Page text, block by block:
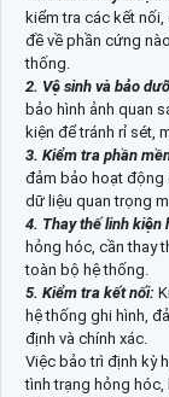
kiểm tra các kết
đề về phần cứng
thống.
2. Vệ sinh và bảo
bảo hình ảnh quan
kiện để tránh rỉ sét,
3. Kiểm tra phần
đảm bảo hoạt động
dữ liệu quan trọng
4. Thay thế linh kiện
hỏng hóc, cần thay
toàn bộ hệ thống.
5. Kiểm tra kết nối:
hệ thống ghi hình,
định và chính xác.
Việc bảo trì định kỳ
tình trạng hỏng hóc,